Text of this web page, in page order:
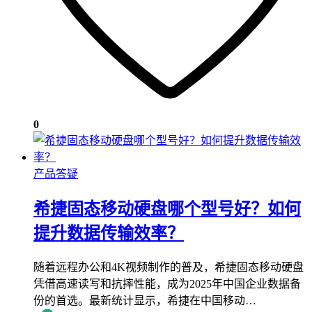
0
产品答疑
希捷固态移动硬盘哪个型号好？如何
提升数据传输效率？
随着远程办公和4K视频制作的普及，希捷固态移动硬盘
凭借高速读写和抗摔性能，成为2025年中国企业数据备
份的首选。最新统计显示，希捷在中国移动…